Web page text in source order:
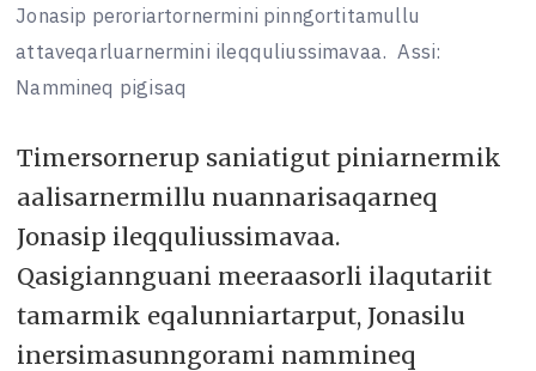
Jonasip peroriartornermini pinngortitamullu
attaveqarluarnermini ileqquliussimavaa. Assi:
Nammineq pigisaq
Timersornerup saniatigut piniarnermik
aalisarnermillu nuannarisaqarneq
Jonasip ileqquliussimavaa.
Qasigiannguani meeraasorli ilaqutariit
tamarmik eqalunniartarput, Jonasilu
inersimasunngorami nammineq